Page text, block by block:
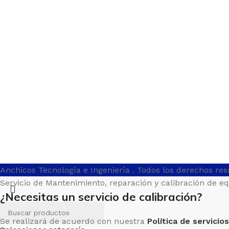
Anchicos Tecnología e Ingeniería . Todos los derechos
Servicio de Mantenimiento, reparación y calibración de
¿Necesitas un servicio de calibración?
Se realizará de acuerdo con nuestra Política de servicios